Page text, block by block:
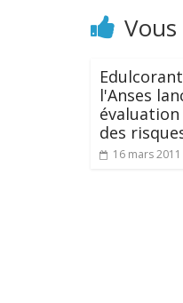
l'Anses
des
16 mars 2011